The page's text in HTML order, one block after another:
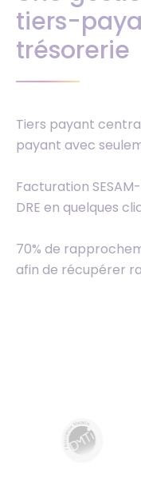
tiers-
trésorerie
Tiers payant
payant avec
Facturation
DRE en quelques
70% de
afin de récupérer